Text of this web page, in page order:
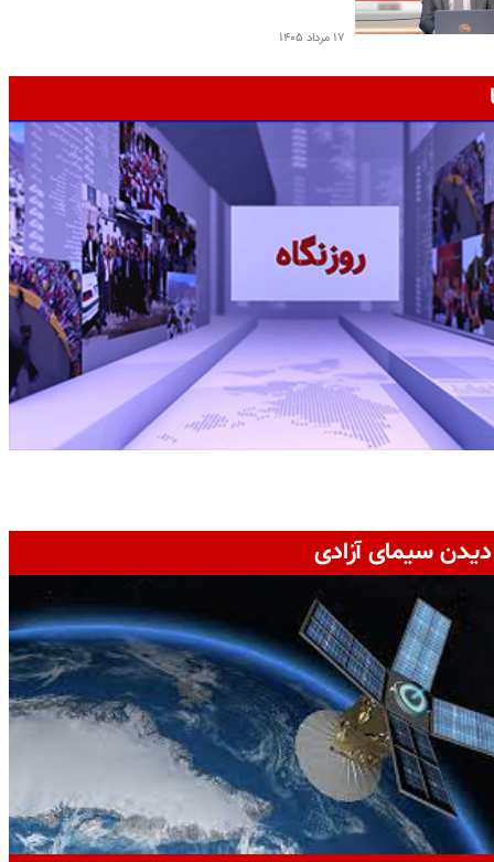
۱۷ مرداد ۱۴۰۵
سیمای آزادی